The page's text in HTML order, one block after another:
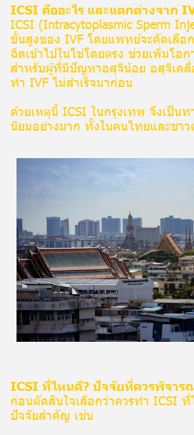
ICSI คืออะไร และแตกต่างจาก
ICSI (Intracytoplasmic Sperm
ขั้นสูงของ IVF โดยแพทย์จะคัดเลือ
ฉีดเข้าไปในไข่โดยตรง ช่วยเพิ่มโอ
สำหรับผู้ที่มีปัญหาอสุจิน้อย อสุจิเคลื่
ทำ IVF ไม่สำเร็จมาก่อน
ด้วยเหตุนี้ ICSI ในกรุงเทพ จึงเป็น
นิยมอย่างมาก ทั้งในคนไทยและชาว
ICSI ที่ไหนดี? ปัจจัยที่ควรพิจาร
ก่อนตัดสินใจเลือกว่าควรทำ ICSI
ปัจจัยสำคัญ เช่น